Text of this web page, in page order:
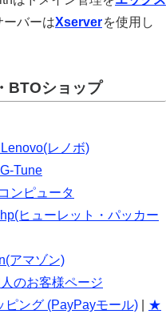
ーバーはXserverを使用し
BTOショップ
レノボ)
Tune
ンピュータ
ヒューレット・パッカー
アマゾン)
のお客様ページ
ピング (PayPayモール)
★